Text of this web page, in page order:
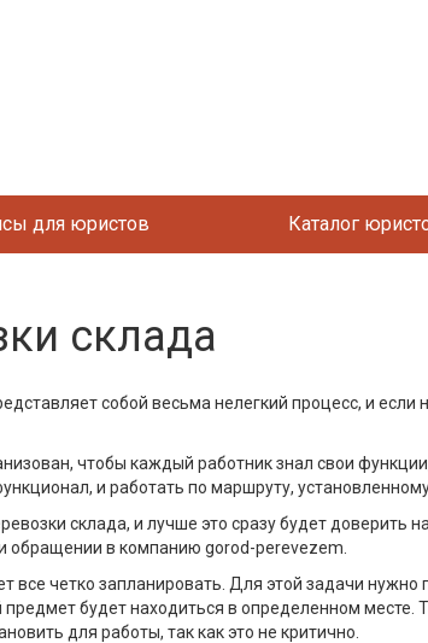
для юристов Каталог
склада
собой весьма нелегкий процесс, и если
чтобы каждый работник знал свои
и работать по маршруту,
склада, и лучше это сразу будет доверить
обращении в компанию gorod-perevezem.
все четко запланировать. Для этой задачи
будет находиться в определенном месте.
для работы, так как это не критично.